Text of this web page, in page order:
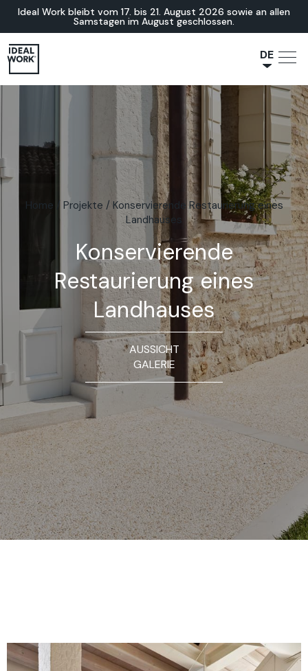
Ideal Work bleibt vom 17. bis 21. August 2026 sowie an allen
Samstagen im August geschlossen.
DE
IT
FR
ES
EN
Home / Projekte / Konservierende Restaurierung eines
Landhauses
Konservierende
Restaurierung eines
Landhauses
AUSSICHT
GALERIE